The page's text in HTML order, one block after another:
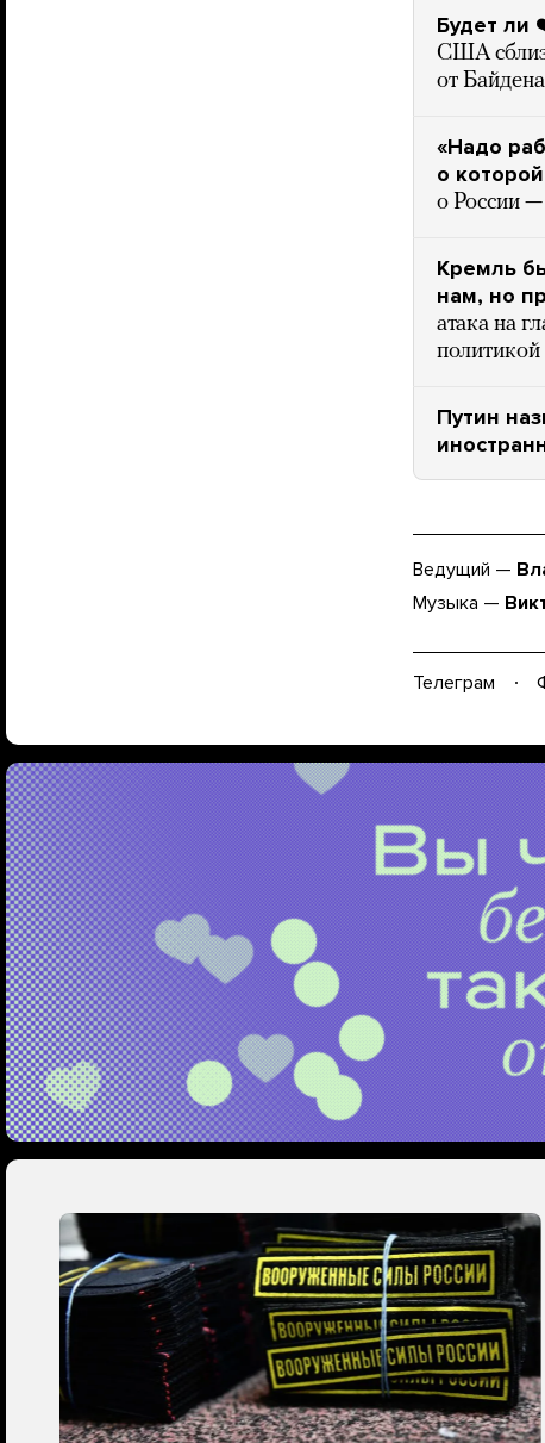
Будет
США
от
«Надо
о
о России
Кремль
нам, но
атака на
политикой
Путин
Ведущий —
Музыка —
Телеграм